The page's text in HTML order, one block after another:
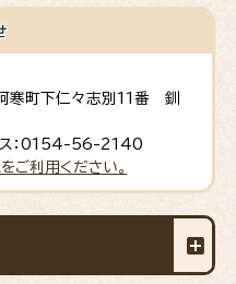
町下仁々志別11番 釧
：0154-56-2140
ご利用ください。